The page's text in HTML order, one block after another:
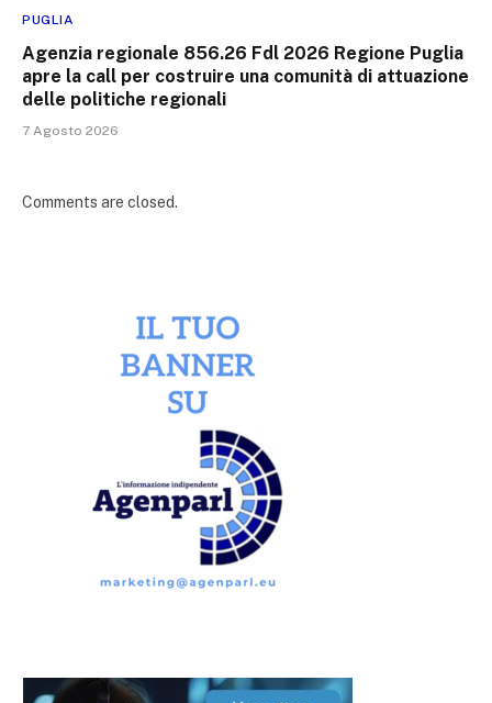
PUGLIA
Agenzia regionale 856.26 Fdl 2026 Regione Puglia
apre la call per costruire una comunità di attuazione
delle politiche regionali
7 Agosto 2026
Comments are closed.